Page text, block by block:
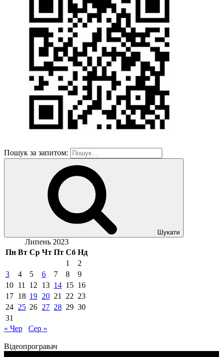
Пошук за запитом:
Шукати
Липень 2023
Пн Вт Ср Чт Пт Сб Нд
1
2
3
4 5 6 7 8
9
10 11 12 13 14 15 16
17 18 19 20 21 22 23
24 25 26 27 28 29 30
31
« Чер
Сер »
Відеопрогравач